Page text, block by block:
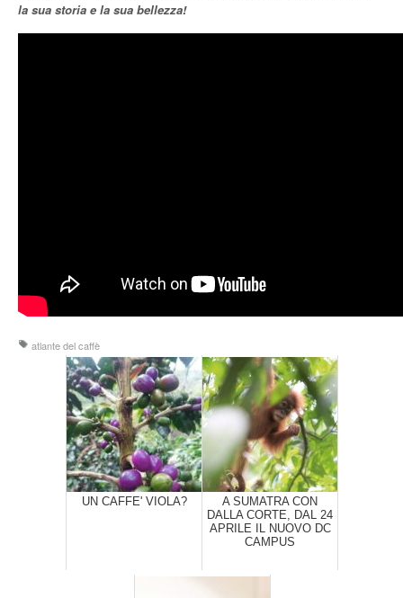
la sua storia e la sua bellezza!
atlante del caffè
UN CAFFE' VIOLA?
A SUMATRA CON
DALLA CORTE, DAL 24
APRILE IL NUOVO DC
CAMPUS